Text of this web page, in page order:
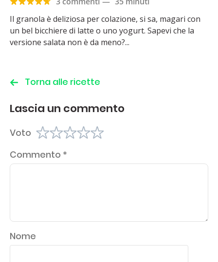
Il granola è deliziosa per colazione, si sa, magari con
un bel bicchiere di latte o uno yogurt. Sapevi che la
versione salata non è da meno?...
Torna alle ricette
Lascia un commento
Voto
Commento *
Nome